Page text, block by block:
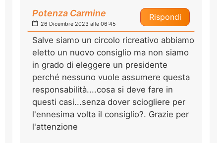
Rispondi
Potenza Carmine
26 Dicembre 2023 alle 06:45
Salve siamo un circolo ricreativo abbiamo
eletto un nuovo consiglio ma non siamo
in grado di eleggere un presidente
perché nessuno vuole assumere questa
responsabilità....cosa si deve fare in
questi casi...senza dover sciogliere per
l'ennesima volta il consiglio?. Grazie per
l'attenzione